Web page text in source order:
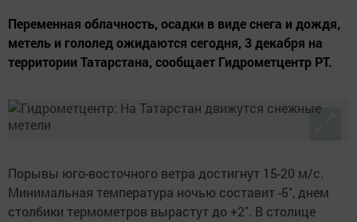
Переменная облачность, осадки в виде снега и дождя,
метель и гололед ожидаются сегодня, 3 декабря на
территории Татарстана, сообщает Гидрометцентр РТ.
Порывы юго-восточного ветра достигнут 15-20 м/с.
Минимальная температура ночью составит -5˚, днем
столбики термометров вырастут до +2˚. В столице